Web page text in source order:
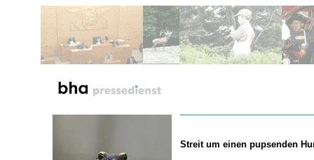
Streit um einen pupsenden